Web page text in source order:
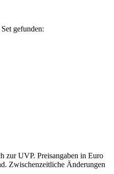
gefunden:
zur UVP. Preisangaben in Euro
Zwischenzeitliche Änderungen